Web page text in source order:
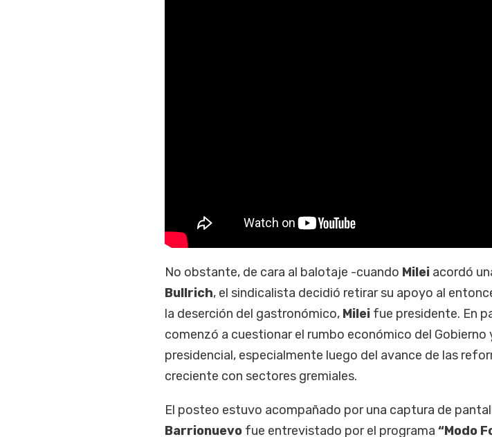
No obstante, de cara al balotaje -cuando Mileiacordó
Bullrich, el sindicalista decidió retirar su apoyo al
la deserción del gastronómico, Mileifue presidente. En
comenzó a cuestionar el rumbo económico del
presidencial, especialmente luego del avance de las
creciente con sectores gremiales.
El posteo estuvo acompañado por una captura de
Barrionuevofue entrevistado por el programa “Modo